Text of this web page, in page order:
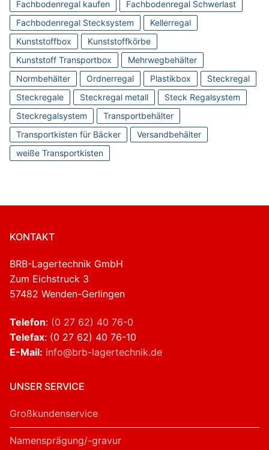
Fachbodenregal kaufen
Fachbodenregal Schwerlast
Fachbodenregal Stecksystem
Kellerregal
Kunststoffbox
Kunststoffkörbe
Kunststoff Transportbox
Mehrwegbehälter
Normbehälter
Ordnerregal Plastikbox
Steckregal
Steckregale
Steckregal metall
Steck Regalsystem
Steckregalsystem
Transportbehälter
Transportkisten für Bäcker
Versandbehälter
weiße Transportkisten
KONTAKT
BRB-Lagertechnik GmbH
Zum Eichstruck 3
57482 Wenden-Gerlingen
Telefon: (0 27 62) 40 76-0
Telefax: (0 27 62) 40 76-10
E-Mail: info@brb-lagertechnik.de
UNSER SERVICE
Großkundenservice
Namensprägung/-gravur